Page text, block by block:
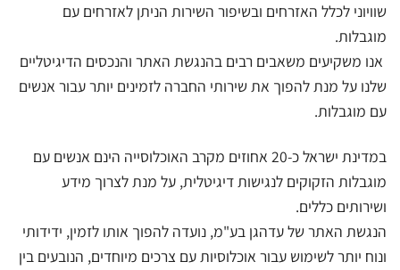
שוויוני לכלל האזרחים ובשיפור השירות הניתן לאזרחים עם
מוגבלות.
אנו משקיעים משאבים רבים בהנגשת האתר והנכסים הדיגיטליים
שלנו על מנת להפוך את שירותי החברה לזמינים יותר עבור אנשים
עם מוגבלות.
במדינת ישראל כ-20 אחוזים מקרב האוכלוסייה הינם אנשים עם
מוגבלות הזקוקים לנגישות דיגיטלית, על מנת לצרוך מידע
ושירותים כללים.
הנגשת האתר של עדהגן בע"מ, נועדה להפוך אותו לזמין, ידידותי
ונוח יותר לשימוש עבור אוכלוסיות עם צרכים מיוחדים, הנובעים בין